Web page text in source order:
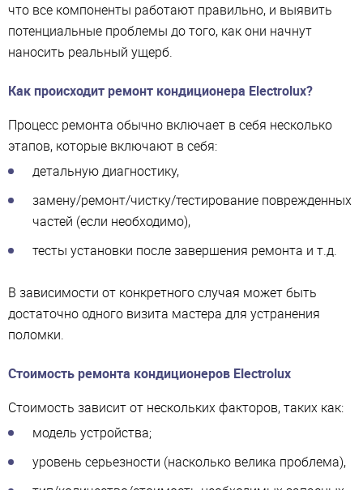
что все компоненты работают правильно, и выявить
потенциальные проблемы до того, как они начнут
наносить реальный ущерб.
Как происходит ремонт кондиционера Electrolux?
Процесс ремонта обычно включает в себя несколько
этапов, которые включают в себя:
детальную диагностику,
замену/ремонт/чистку/тестирование поврежденных
частей (если необходимо),
тесты установки после завершения ремонта и т.д.
В зависимости от конкретного случая может быть
достаточно одного визита мастера для устранения
поломки.
Стоимость ремонта кондиционеров Electrolux
Стоимость зависит от нескольких факторов, таких как:
модель устройства;
уровень серьезности (насколько велика проблема),